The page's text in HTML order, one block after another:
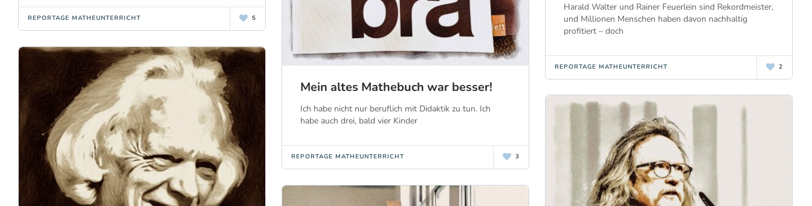
REPORTAGE MATHEUNTERRICHT 5
Mein altes Mathebuch war besser!
Ich habe nicht nur beruflich mit Didaktik zu tun. Ich
habe auch drei, bald vier Kinder
REPORTAGE MATHEUNTERRICHT 3
Harald Walter und Rainer Feuerlein sind Rekordmeister,
und Millionen Menschen haben davon nachhaltig
profitiert – doch
REPORTAGE MATHEUNTERRICHT 2